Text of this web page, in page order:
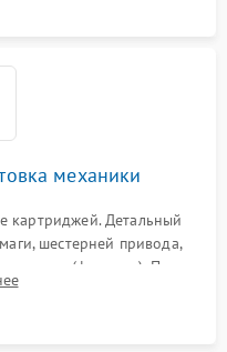
механики
картриджей. Детальный
шестерней привода,
(фьюзера). Поиск
деталей.